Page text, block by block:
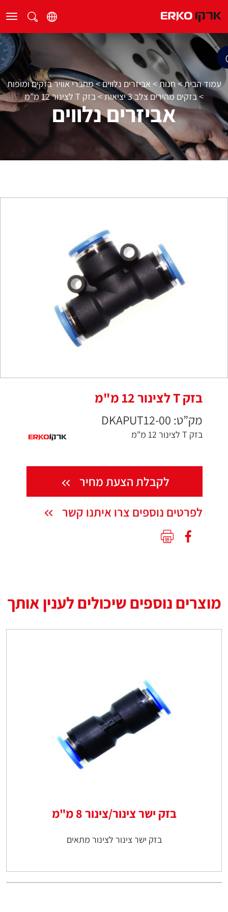
עמוד הבית>חנות> אביזרים נלווים>מחברי אוויר בזקים ומופות
>בזקים מהירים צלב 3 יציאות > בזק T לצינור 12 מ”מ
אביזרים נלווים
בזק T לצינור 12 מ"מ
מק”ט: DKAPUT12-00
בזק T לצינור 12 מ"מ
לקבלת הצעת מחיר
לפרטים נוספים צרו איתנו קשר
מוצרים נוספים שיכולים לענין אותך
בזק ישר צינור/צינור 8 מ"מ
בזק ישר צינור לצינור מתאים